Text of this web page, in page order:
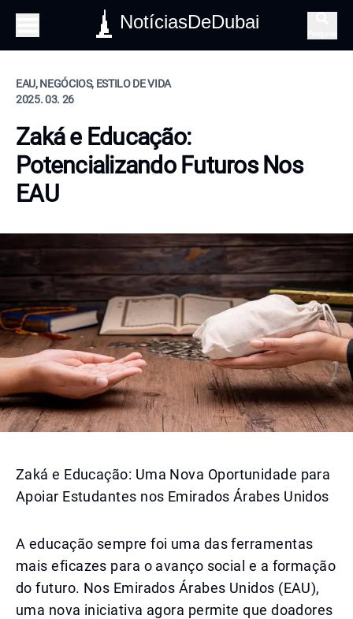
NotíciasDeDubai
EAU, NEGÓCIOS, ESTILO DE VIDA
2025. 03. 26
Zaká e Educação:
Potencializando Futuros Nos
EAU
Zaká e Educação: Uma Nova Oportunidade para
Apoiar Estudantes nos Emirados Árabes Unidos
A educação sempre foi uma das ferramentas
mais eficazes para o avanço social e a formação
do futuro. Nos Emirados Árabes Unidos (EAU),
uma nova iniciativa agora permite que doadores